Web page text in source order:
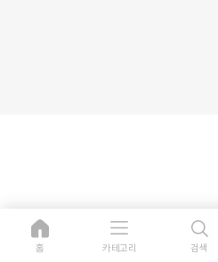
홈 카테고리 검색